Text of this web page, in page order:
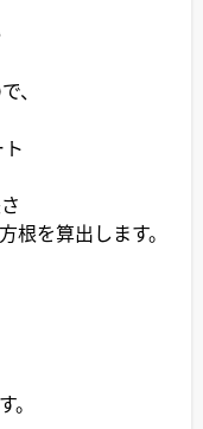
、
を算出します。